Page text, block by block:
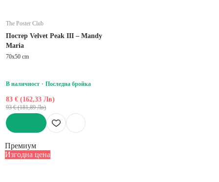
The Poster Club
Постер Velvet Peak III – Mandy
Maria
70x50 cm
В наличност Последна бройка
83 € (162,33 Лв)
93 € (181,89 Лв)
Премиум
Изгодна цена